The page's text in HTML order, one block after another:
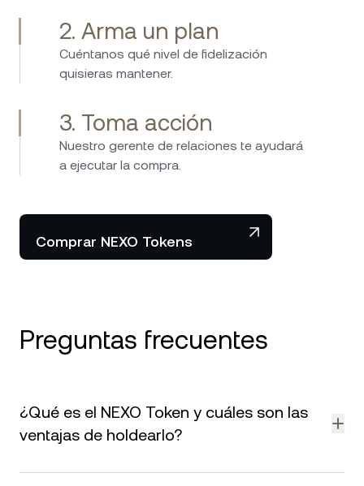
2. Arma un plan
Cuéntanos qué nivel de fidelización
quisieras mantener.
3. Toma acción
Nuestro gerente de relaciones te ayudará
a ejecutar la compra.
Comprar NEXO Tokens
Preguntas frecuentes
¿Qué es el NEXO Token y cuáles son las
ventajas de holdearlo?
NEXO Token es nuestro token nativo y concede a sus holders